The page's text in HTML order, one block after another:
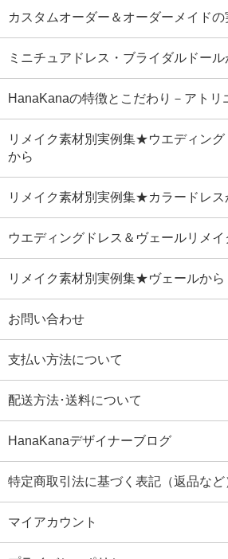
カスタムオーダー＆オーダーメイドの
ミニチュアドレス・ブライダルドー
HanaKanaの特徴とこだわり－アト
リメイク素材別実例集★ウエディング
から
リメイク素材別実例集★カラードレス
ウエディングドレス＆ヴェールリメ
リメイク素材別実例集★ヴェールから
お問い合わせ
支払い方法について
配送方法･送料について
HanaKanaデザイナーブログ
特定商取引法に基づく表記（返品など
マイアカウント